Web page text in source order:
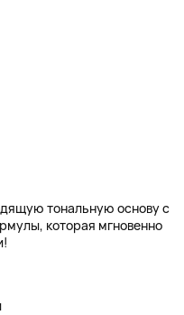
тональную основу с
которая мгновенно